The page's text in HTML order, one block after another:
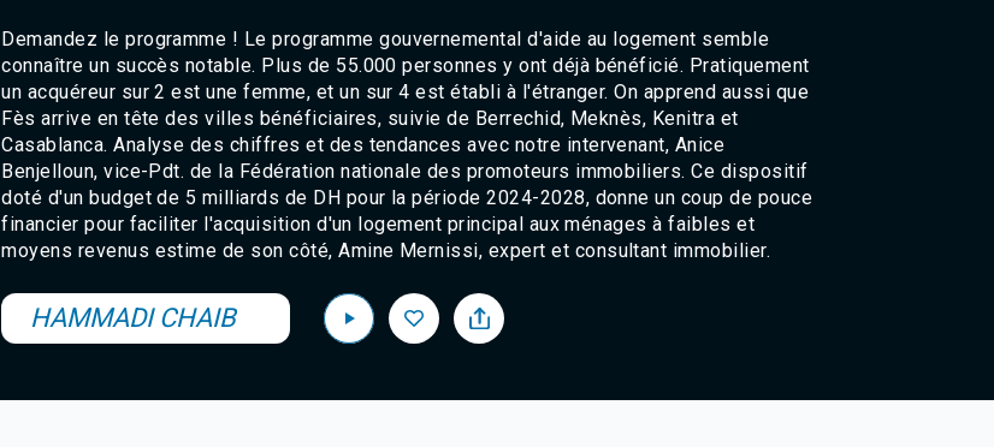
Meknès 97.2 Hz
El Jadida 97.3
Settat 104,6
Chefchaouen 106.4
Essaouira 96.6
Safi 92.3
Taza 103.0
Taounate 95.6
Tiznit 103.1
SkhourRhamna 92.2
Demandez le programme ! Le programme gouvernemental d'aide au logement semble
connaître un succès notable. Plus de 55.000 personnes y ont déjà bénéficié. Pratiquement
un acquéreur sur 2 est une femme, et un sur 4 est établi à l'étranger. On apprend aussi que
Fès arrive en tête des villes bénéficiaires, suivie de Berrechid, Meknès, Kenitra et
Casablanca. Analyse des chiffres et des tendances avec notre intervenant, Anice
Benjelloun, vice-Pdt. de la Fédération nationale des promoteurs immobiliers. Ce dispositif
doté d'un budget de 5 milliards de DH pour la période 2024-2028, donne un coup de pouce
financier pour faciliter l'acquisition d'un logement principal aux ménages à faibles et
moyens revenus estime de son côté, Amine Mernissi, expert et consultant immobilier.
HAMMADI CHAIB